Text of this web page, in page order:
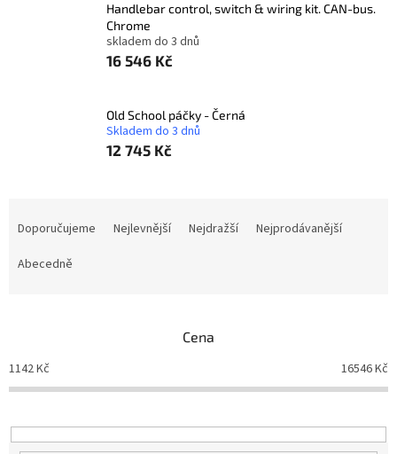
Handlebar control, switch & wiring kit. CAN-bus.
Chrome
skladem do 3 dnů
16 546 Kč
Old School páčky - Černá
Skladem do 3 dnů
12 745 Kč
o
d
k
t
Doporučujeme Nejlevnější Nejdražší
Nejprodávanější
Abecedně
Cena
1142Kč 16546Kč